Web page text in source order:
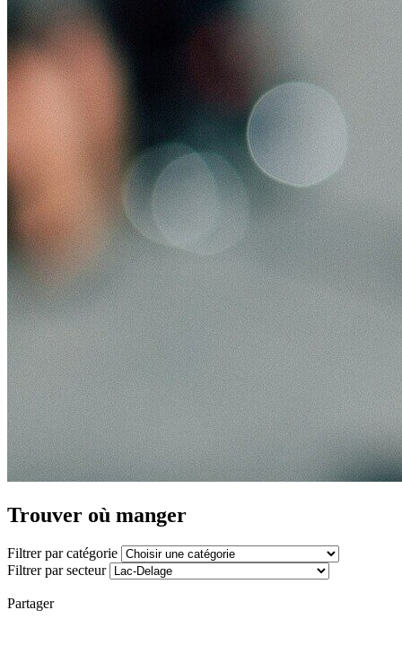
Trouver où manger
Filtrer par catégorie
Filtrer par secteur
Partager